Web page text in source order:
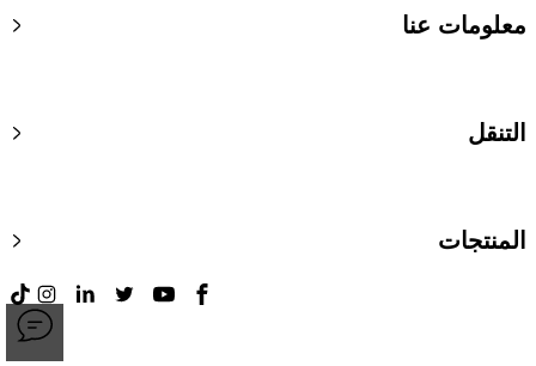
معلومات عنا
التنقل
المنتجات